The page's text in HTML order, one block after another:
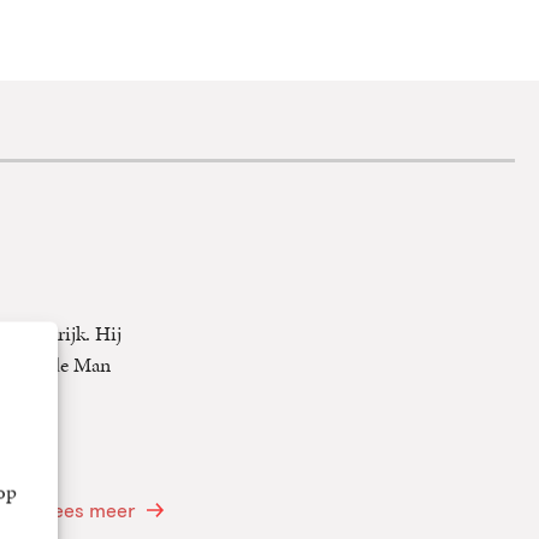
Frankrijk. Hij
voor de Man
Lees meer